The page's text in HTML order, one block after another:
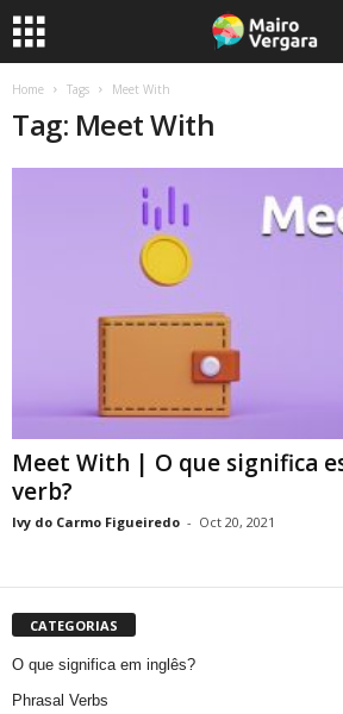
Home Tags Meet With
Tag: Meet With
Meet With | O que significa
verb?
Ivy do Carmo Figueiredo - Oct 20, 2021
CATEGORIAS
O que significa em inglês?
Phrasal Verbs